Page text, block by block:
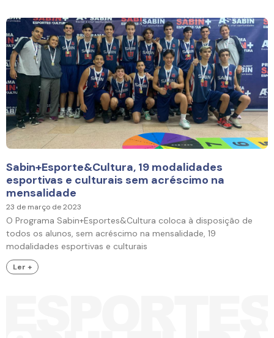
Sabin+Esporte&Cultura, 19 modalidades
esportivas e culturais sem acréscimo na
mensalidade
23 de março de 2023
O Programa Sabin+Esportes&Cultura coloca à disposição de
todos os alunos, sem acréscimo na mensalidade, 19
modalidades esportivas e culturais
Ler +